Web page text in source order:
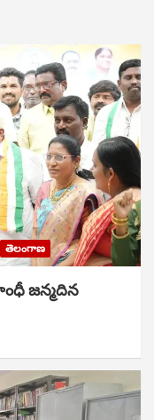
తెలంగాణ
జ‌న్మ‌దిన